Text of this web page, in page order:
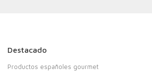
Destacado
Productos españoles gourmet